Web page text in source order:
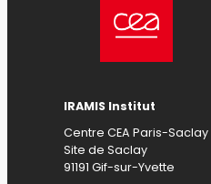
IRAMIS Institut
Centre CEA Paris-Saclay
Site de Saclay
91191 Gif-sur-Yvette